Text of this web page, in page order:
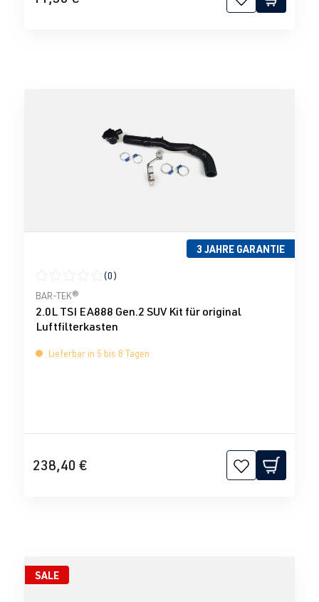
3 JAHRE GARANTIE
Durchschnittliche Bewertung von 0 von 5 Sternen
(0)
BAR-TEK®
2.0L TSI EA888 Gen.2 SUV Kit für original
Luftfilterkasten
Lieferbar in 5 bis 8 Tagen
238,40 €
SALE